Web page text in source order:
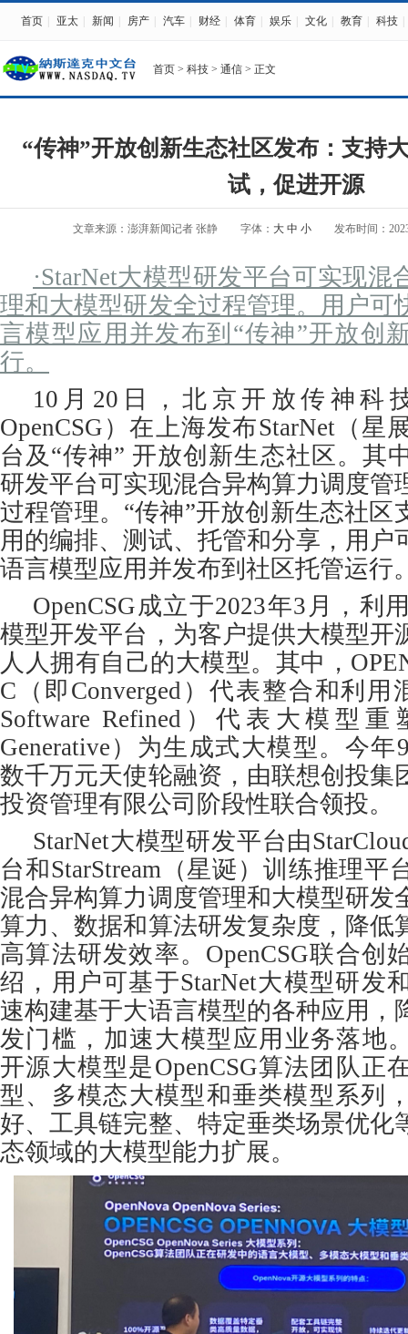
首页 亚太 新闻 房产 汽车 财经 体育 娱乐 文化 教育 科技
首页 > 科技 > 通信 > 正文
“传神”开放创新生态社区发布：支持
试，促进开源
文章来源：澎湃新闻记者 张静 字体： 大 中 小 发布时间：
·StarNet大模型研发平台可实现混
理和大模型研发全过程管理。用户可
言模型应用并发布到“传神”开放创
行。
10月20日，北京开放传神科
OpenCSG）在上海发布StarNet（星
台及“传神” 开放创新生态社区。其
研发平台可实现混合异构算力调度管
过程管理。“传神”开放创新生态社区
用的编排、测试、托管和分享，用户
语言模型应用并发布到社区托管运行
OpenCSG成立于2023年3月，利
模型开发平台，为客户提供大模型开
人人拥有自己的大模型。其中，
C（即Converged）代表整合和利用
Software Refined）代表大模型
Generative）为生成式大模型。今年
数千万元天使轮融资，由联想创投集
投资管理有限公司阶段性联合领投。
StarNet大模型研发平台由
台和StarStream（星诞）训练推理平
混合异构算力调度管理和大模型研发
算力、数据和算法研发复杂度，降低
高算法研发效率。OpenCSG联合创
绍，用户可基于StarNet大模型研发
速构建基于大语言模型的各种应用，
发门槛，加速大模型应用业务落地。
开源大模型是OpenCSG算法团队正
型、多模态大模型和垂类模型系列
好、工具链完整、特定垂类场景优化
态领域的大模型能力扩展。